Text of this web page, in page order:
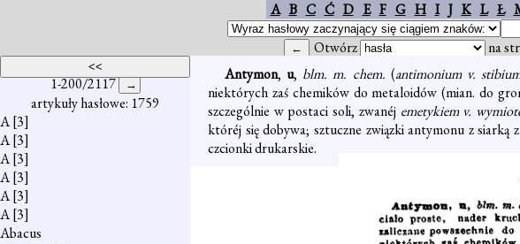
A B C Ć D E F G H I J K L Ł
Otwórz na
1-200/2117
artykuły hasłowe: 1759
A[3]
A[3]
A[3]
A[3]
A[3]
A[3]
Abacus
Antymon, u, blm. m. chem. (antimonium v.
niektórych zaś chemików do metaloidów (mian. do
szczególnie w postaci soli, zwanéj emetykiem v.
któréj się dobywa; sztuczne związki antymonu z siarką
czcionki drukarskie.